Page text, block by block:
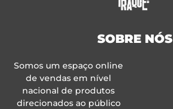
SOBRE NÓS
Somos um espaço online
de vendas em nível
nacional de produtos
direcionados ao público